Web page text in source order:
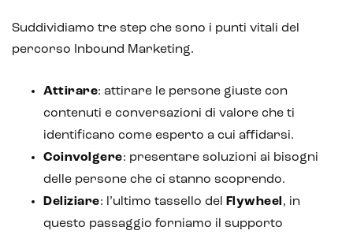
Metaverso
Suddividiamo tre step che sono i punti vitali del
percorso Inbound Marketing.
Attirare: attirare le persone giuste con
contenuti e conversazioni di valore che ti
identificano come esperto a cui affidarsi.
Coinvolgere: presentare soluzioni ai bisogni
delle persone che ci stanno scoprendo.
Deliziare: l’ultimo tassello del Flywheel , in
questo passaggio forniamo il supporto